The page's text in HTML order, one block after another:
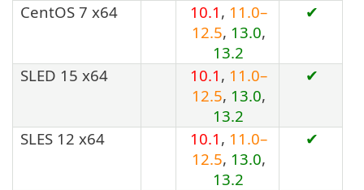
CentOS 7 x64
10.1 , 11.0–
12.5, 13.0,
13.2
✔
SLED 15 x64 10.1 , 11.0–
12.5, 13.0,
13.2
✔
SLES 12 x64 10.1 , 11.0–
12.5, 13.0,
13.2
✔